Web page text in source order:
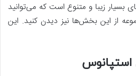
بسیار زیبا و متنوع است که می‌توانید
از این بخش‌ها نیز دیدن کنید. این
استپانوس